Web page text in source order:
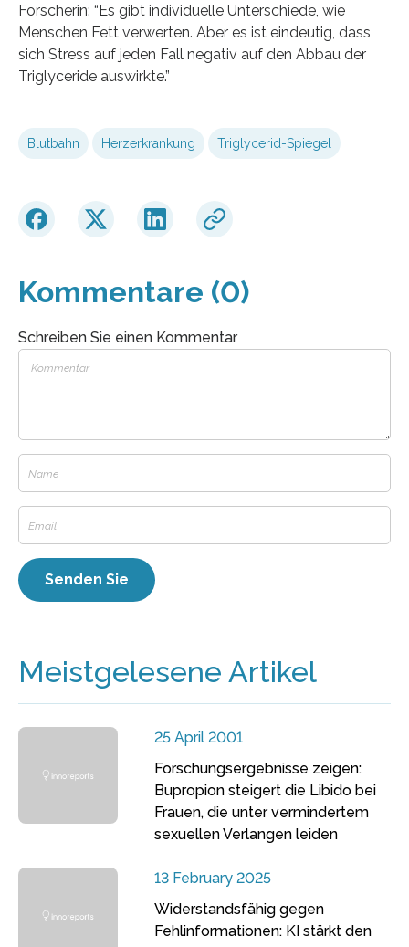
Forscherin: “Es gibt individuelle Unterschiede, wie
Menschen Fett verwerten. Aber es ist eindeutig, dass
sich Stress auf jeden Fall negativ auf den Abbau der
Triglyceride auswirkte.”
Blutbahn Herzerkrankung Triglycerid-Spiegel
Kommentare (0)
Schreiben Sie einen Kommentar
Meistgelesene Artikel
25 April 2001
Forschungsergebnisse zeigen:
Bupropion steigert die Libido bei
Frauen, die unter vermindertem
sexuellen Verlangen leiden
13 February 2025
Widerstandsfähig gegen
Fehlinformationen: KI stärkt den